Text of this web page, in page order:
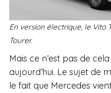
En version électrique, le Vito
Tourer.
Mais ce n’est pas de
aujourd’hui. Le sujet de
le fait que Mercedes